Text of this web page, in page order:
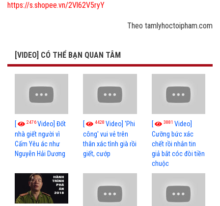
https://s.shopee.vn/2Vl62V5ryY
Theo tamlyhoctoipham.com
[VIDEO] CÓ THỂ BẠN QUAN TÂM
[ 2476Video] Đốt
nhà giết người vì
Cấm Yêu ác như
Nguyễn Hải Dương
[ 4428Video] 'Phi
công' vui vẻ trên
thân xác tình già rồi
giết, cướp
[ 3881 Video]
Cưỡng bức xác
chết rồi nhắn tin
giả bắt cóc đòi tiền
chuộc